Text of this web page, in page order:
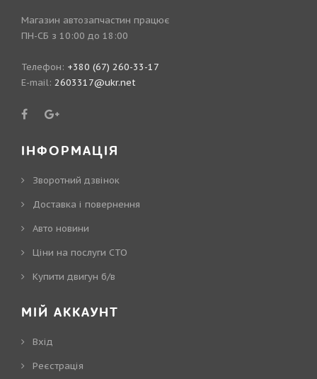
Магазин автозапчастин працює
ПН-СБ з 10:00 до 18:00
Телефон: +380 (67) 260-33-17
E-mail: 2603317@ukr.net
ІНФОРМАЦІЯ
Зворотний дзвінок
Доставка і повернення
Авто новини
Ціни на послуги СТО
Купити двигун б/в
МІЙ АККАУНТ
Вхід
Реєстрація